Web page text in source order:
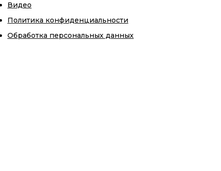
Видео
Политика конфиденциальности
Обработка персональных данных